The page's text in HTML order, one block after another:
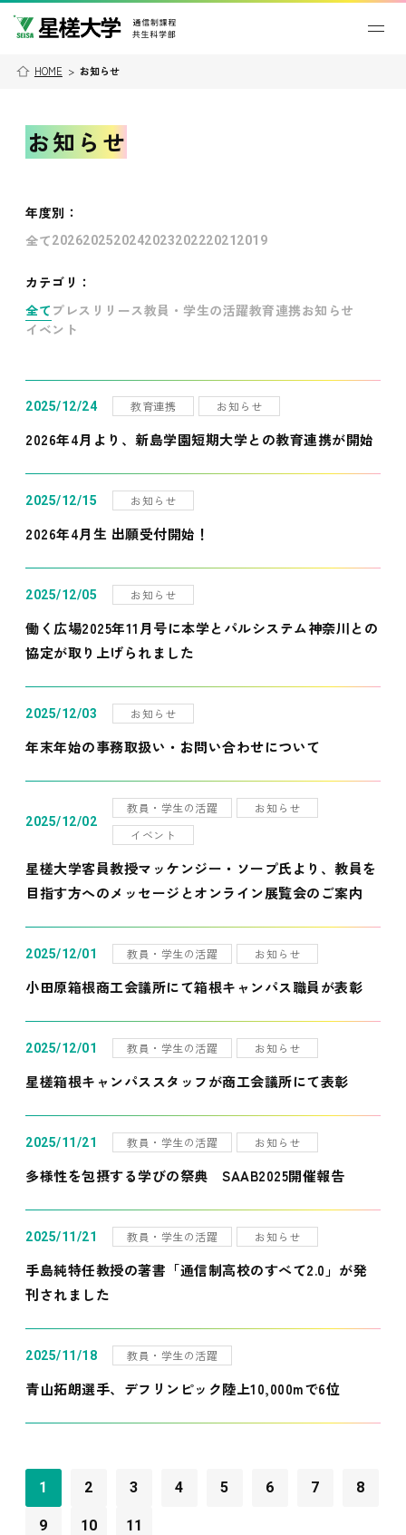
HOME > お知らせ
お知らせ
年度別 ：
全て202620252024202320222021 2019
カテゴリ：
全て プレスリリース教員・学生の活躍教育連携お知らせ
イベント
2025/12/24 教育連携 お知らせ
2026年4月より、新島学園短期大学との教育連携が開始
2025/12/15 お知らせ
2026年4月生 出願受付開始！
2025/12/05 お知らせ
働く広場2025年11月号に本学とパルシステム神奈川との
協定が取り上げられました
2025/12/03 お知らせ
年末年始の事務取扱い・お問い合わせについて
2025/12/02
教員・学生の活躍
お知らせ
イベント
星槎大学客員教授マッケンジー・ソープ氏より、教員を
目指す方へのメッセージとオンライン展覧会のご案内
2025/12/01 教員・学生の活躍 お知らせ
小田原箱根商工会議所にて箱根キャンパス職員が表彰
2025/12/01 教員・学生の活躍 お知らせ
星槎箱根キャンパススタッフが商工会議所にて表彰
2025/11/21 教員・学生の活躍 お知らせ
多様性を包摂する学びの祭典 SAAB2025開催報告
2025/11/21 教員・学生の活躍 お知らせ
手島純特任教授の著書「通信制高校のすべて2.0」が発
刊されました
2025/11/18 教員・学生の活躍
青山拓朗選手、デフリンピック陸上10,000mで6位
1 2 3 4 5 6 7 8
9 10 11